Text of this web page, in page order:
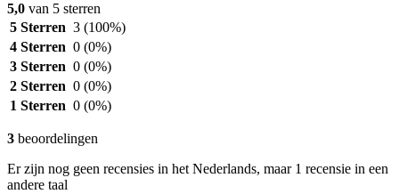
5,0 van 5 sterren
5 Sterren 3 (100%)
4 Sterren 0 (0%)
3 Sterren 0 (0%)
2 Sterren 0 (0%)
1 Sterren 0 (0%)
3 beoordelingen
Er zijn nog geen recensies in het Nederlands, maar 1 recensie in een
andere taal